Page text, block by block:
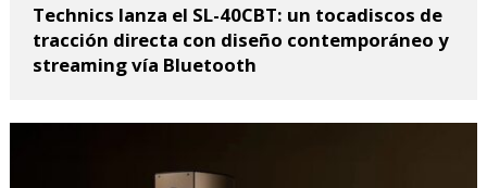
Technics lanza el SL-40CBT: un tocadiscos de
tracción directa con diseño contemporáneo y
streaming vía Bluetooth